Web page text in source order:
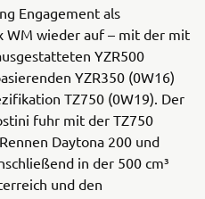
Engagement als
WM wieder auf – mit der mit
YZR500
YZR350 (0W16)
TZ750 (0W19). Der
fuhr mit der TZ750
Daytona 200 und
in der 500 cm³
und den